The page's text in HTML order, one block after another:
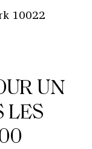
10022
UN
LES